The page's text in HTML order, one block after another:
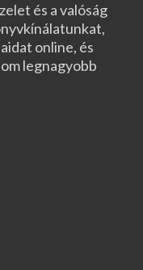
és a valóság
online, és
legnagyobb